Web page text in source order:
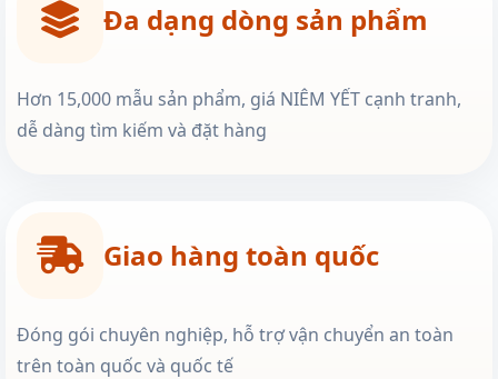
Đa dạng dòng sản phẩm
Hơn 15,000 mẫu sản phẩm, giá NIÊM YẾT cạnh tranh,
dễ dàng tìm kiếm và đặt hàng
Giao hàng toàn quốc
Đóng gói chuyên nghiệp, hỗ trợ vận chuyển an toàn
trên toàn quốc và quốc tế